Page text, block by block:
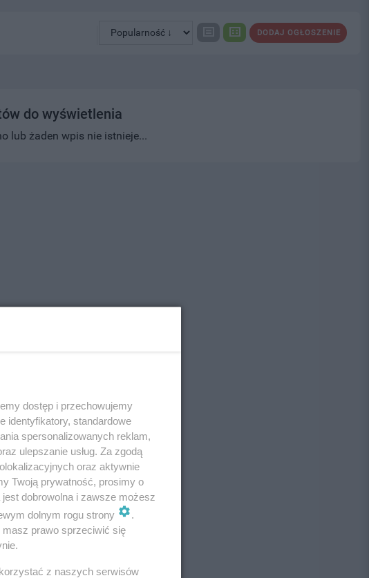
DODAJ OGŁOSZENIE
do wyświetlenia
lub żaden wpis nie istnieje...
dostęp i przechowujemy
identyfikatory, standardowe
spersonalizowanych reklam,
ulepszanie usług. Za zgodą
oraz aktywnie
Twoją prywatność, prosimy o
dobrowolna i zawsze możesz
dolnym rogu strony
prawo sprzeciwić się
z naszych serwisów